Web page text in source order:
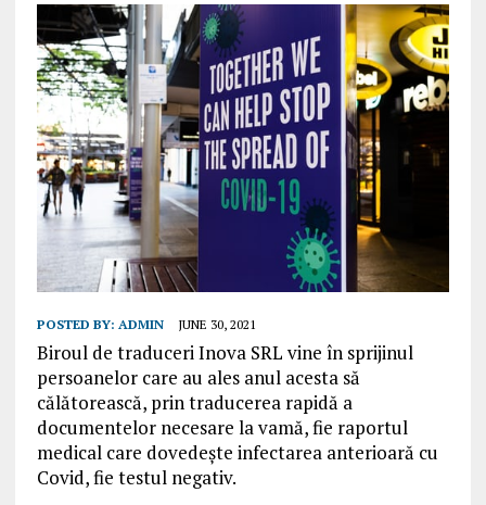
POSTED BY: ADMIN JUNE 30, 2021
Biroul de traduceri Inova SRL vine în sprijinul
persoanelor care au ales anul acesta să
călătorească, prin traducerea rapidă a
documentelor necesare la vamă, fie raportul
medical care dovedește infectarea anterioară cu
Covid, fie testul negativ.